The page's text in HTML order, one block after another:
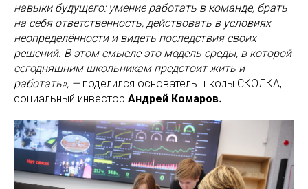
навыки будущего: умение работать в команде, брать
на себя ответственность, действовать в условиях
неопределённости и видеть последствия своих
решений. В этом смысле это модель среды, в которой
сегодняшним школьникам предстоит жить и
работать», — поделился основатель школы СКОЛКА,
социальный инвестор Андрей Комаров.